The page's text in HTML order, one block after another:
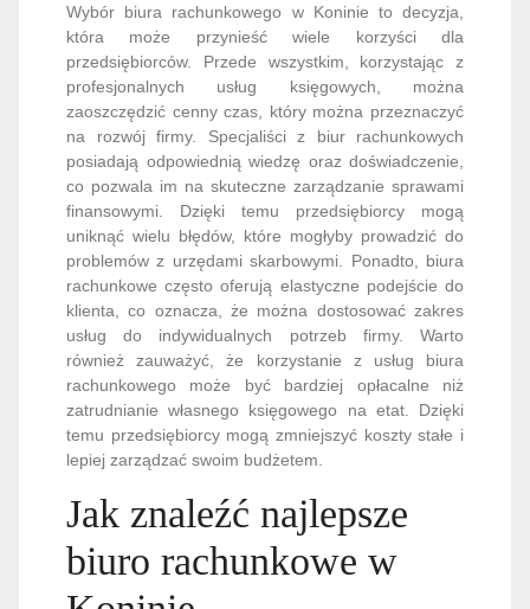
Wybór biura rachunkowego w Koninie to decyzja,
która może przynieść wiele korzyści dla
przedsiębiorców. Przede wszystkim, korzystając z
profesjonalnych usług księgowych, można
zaoszczędzić cenny czas, który można przeznaczyć
na rozwój firmy. Specjaliści z biur rachunkowych
posiadają odpowiednią wiedzę oraz doświadczenie,
co pozwala im na skuteczne zarządzanie sprawami
finansowymi. Dzięki temu przedsiębiorcy mogą
uniknąć wielu błędów, które mogłyby prowadzić do
problemów z urzędami skarbowymi. Ponadto, biura
rachunkowe często oferują elastyczne podejście do
klienta, co oznacza, że można dostosować zakres
usług do indywidualnych potrzeb firmy. Warto
również zauważyć, że korzystanie z usług biura
rachunkowego może być bardziej opłacalne niż
zatrudnianie własnego księgowego na etat. Dzięki
temu przedsiębiorcy mogą zmniejszyć koszty stałe i
lepiej zarządzać swoim budżetem.
Jak znaleźć najlepsze
biuro rachunkowe w